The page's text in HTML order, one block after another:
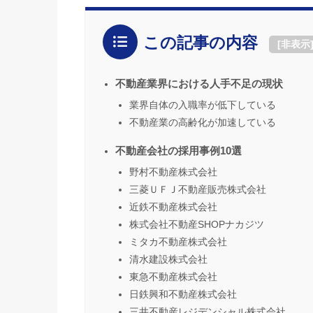
この記事の内容 [非表示]
不動産業界における人手不足の現状
業界自体の入職率が低下している
不動産業の高齢化が加速している
不動産会社の採用事例10選
野村不動産株式会社
三菱ＵＦＪ不動産販売株式会社
近鉄不動産株式会社
株式会社不動産SHOPナカジツ
ミタカ不動産株式会社
清水建設株式会社
東急不動産株式会社
日鉄興和不動産株式会社